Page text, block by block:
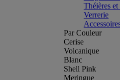
Théières
Verrerie
Par Couleur
Cerise
Volcanique
Blanc
Shell Pink
Meringue